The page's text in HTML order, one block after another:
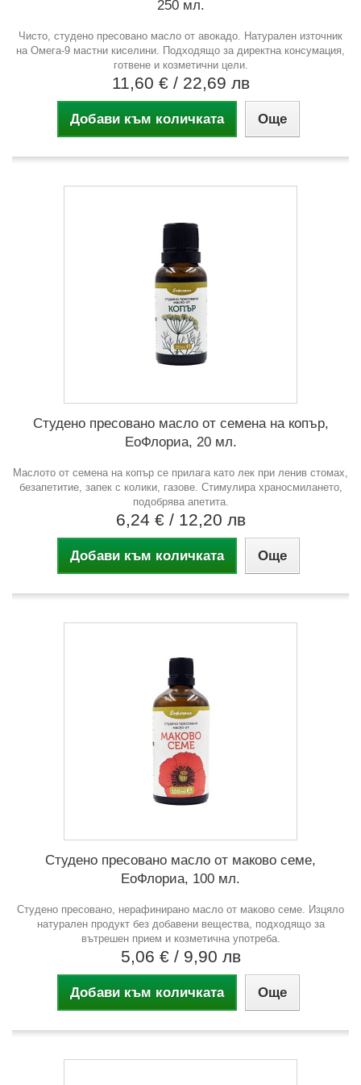
250 мл.
Чисто, студено пресовано масло от авокадо. Натурален източник
на Омега-9 мастни киселини. Подходящо за директна консумация,
готвене и козметични цели.
11,60 € / 22,69 лв
Добави към количката Още
Студено пресовано масло от семена на копър,
ЕоФлориа, 20 мл.
Маслото от семена на копър се прилага като лек при ленив стомах,
безапетитие, запек с колики, газове. Стимулира храносмилането,
подобрява апетита.
6,24 € / 12,20 лв
Добави към количката Още
Студено пресовано масло от маково семе,
ЕоФлориа, 100 мл.
Студено пресовано, нерафинирано масло от маково семе. Изцяло
натурален продукт без добавени вещества, подходящо за
вътрешен прием и козметична употреба.
5,06 € / 9,90 лв
Добави към количката Още